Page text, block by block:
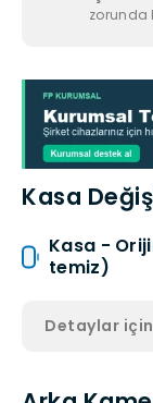
zorunda
Kasa
Kasa -
temiz)
Detaylar için